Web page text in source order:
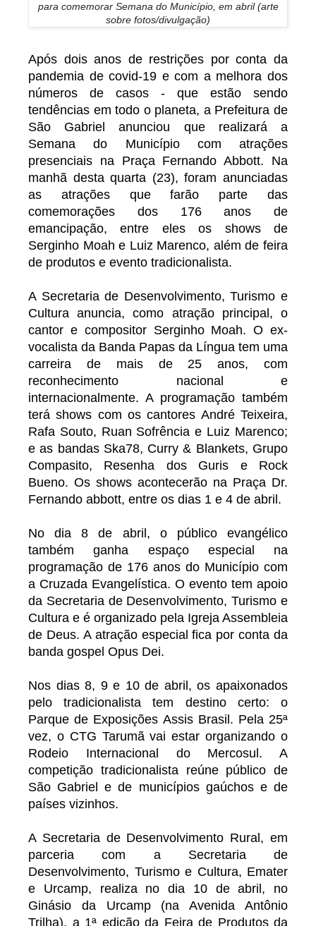
para comemorar Semana do Município, em abril (arte
sobre fotos/divulgação)
Após dois anos de restrições por conta da
pandemia de covid-19 e com a melhora dos
números de casos - que estão sendo
tendências em todo o planeta, a Prefeitura de
São Gabriel anunciou que realizará a
Semana do Município com atrações
presenciais na Praça Fernando Abbott. Na
manhã desta quarta (23), foram anunciadas
as atrações que farão parte das
comemorações dos 176 anos de
emancipação, entre eles os shows de
Serginho Moah e Luiz Marenco, além de feira
de produtos e evento tradicionalista.
A Secretaria de Desenvolvimento, Turismo e
Cultura anuncia, como atração principal, o
cantor e compositor Serginho Moah. O ex-
vocalista da Banda Papas da Língua tem uma
carreira de mais de 25 anos, com
reconhecimento nacional e
internacionalmente. A programação também
terá shows com os cantores André Teixeira,
Rafa Souto, Ruan Sofrência e Luiz Marenco;
e as bandas Ska78, Curry & Blankets, Grupo
Compasito, Resenha dos Guris e Rock
Bueno. Os shows acontecerão na Praça Dr.
Fernando abbott, entre os dias 1 e 4 de abril.
No dia 8 de abril, o público evangélico
também ganha espaço especial na
programação de 176 anos do Município com
a Cruzada Evangelística. O evento tem apoio
da Secretaria de Desenvolvimento, Turismo e
Cultura e é organizado pela Igreja Assembleia
de Deus. A atração especial fica por conta da
banda gospel Opus Dei.
Nos dias 8, 9 e 10 de abril, os apaixonados
pelo tradicionalista tem destino certo: o
Parque de Exposições Assis Brasil. Pela 25ª
vez, o CTG Tarumã vai estar organizando o
Rodeio Internacional do Mercosul. A
competição tradicionalista reúne público de
São Gabriel e de municípios gaúchos e de
países vizinhos.
A Secretaria de Desenvolvimento Rural, em
parceria com a Secretaria de
Desenvolvimento, Turismo e Cultura, Emater
e Urcamp, realiza no dia 10 de abril, no
Ginásio da Urcamp (na Avenida Antônio
Trilha), a 1ª edição da Feira de Produtos da